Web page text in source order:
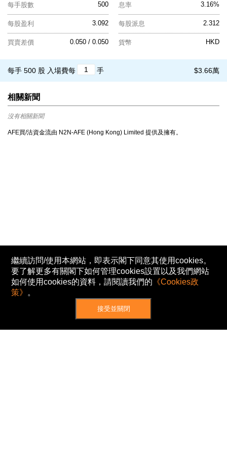
500
每手股數 3.16%
息率
3.092
每股盈利 2.312
每股派息
0.050 / 0.050
買賣差價 HKD
貨幣
$3.66萬
每手 500 股 入場費每 手
相關新聞
沒有相關新聞
AFE買/沽資金流由 N2N-AFE (Hong Kong) Limited 提供及擁有。
繼續訪問/使用本網站，即表示閣下同意其使用cookies。
要了解更多有關閣下如何管理cookies設置以及我們網站
如何使用cookies的資料，請閱讀我們的 《Cookies政
策》 。
接受並關閉